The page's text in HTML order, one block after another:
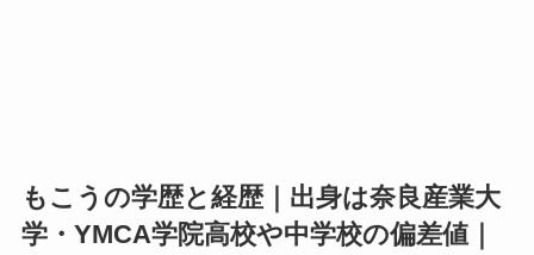
もこうの学歴と経歴｜出身は奈良産業大
学・YMCA学院高校や中学校の偏差値｜